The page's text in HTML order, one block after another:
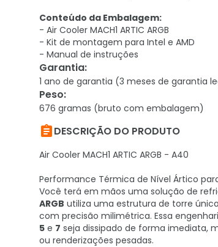
Conteúdo da Embalagem:
- Air Cooler MACH1 ARTIC ARGB
- Kit de montagem para Intel e AMD
- Manual de instruções
Garantia:
1 ano de garantia (3 meses de garantia
Peso:
676 gramas (bruto com embalagem)
DESCRIÇÃO DO PRODUTO
Air Cooler MACH1 ARTIC ARGB - A40
Performance Térmica de Nível Ártico
Você terá em mãos uma solução de
ARGB utiliza uma estrutura de torre
com precisão milimétrica. Essa
5 e 7 seja dissipado de forma imediata,
ou renderizações pesadas.